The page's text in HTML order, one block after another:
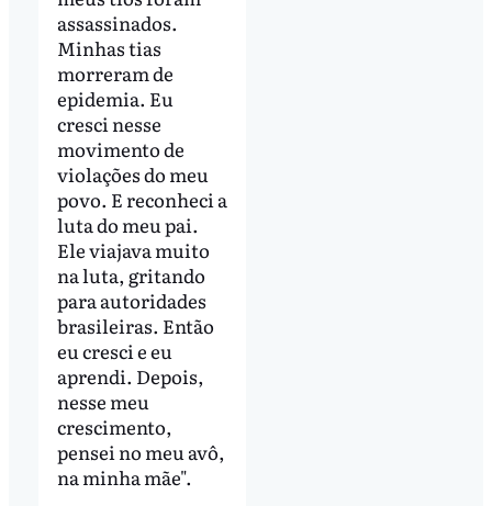
assassinados.
Minhas tias
morreram de
epidemia. Eu
cresci nesse
movimento de
violações do meu
povo. E reconheci a
luta do meu pai.
Ele viajava muito
na luta, gritando
para autoridades
brasileiras. Então
eu cresci e eu
aprendi. Depois,
nesse meu
crescimento,
pensei no meu avô,
na minha mãe".